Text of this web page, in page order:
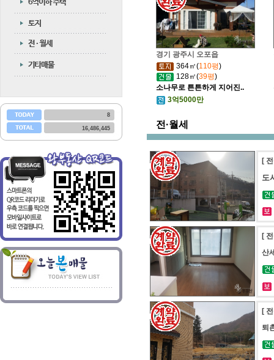
8
16,486,445
경기 광주시 오포읍
364㎡(110평)
128㎡(39평)
소나무로 튼튼하게 지어진..
3억5000만
전·월세
[
도
[
산
[
퇴